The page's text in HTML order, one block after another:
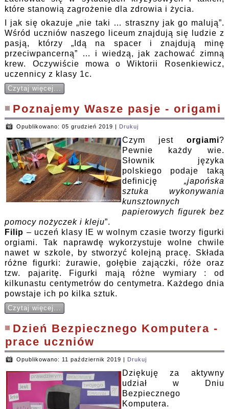
które stanowią zagrożenie dla zdrowia i życia.
I jak się okazuje „nie taki … straszny jak go malują”.
Wśród uczniów naszego liceum znajdują się ludzie z
pasją, którzy „Idą na spacer i znajdują minę
przeciwpancerną” … i wiedzą, jak zachować zimną
krew. Oczywiście mowa o Wiktorii Rosenkiewicz,
uczennicy z klasy 1c.
Czytaj więcej...
Poznajemy Wasze pasje - origami
Opublikowano: 05 grudzień 2019 | Drukuj
Czym jest orgiami?
Pewnie każdy wie.
Słownik języka
polskiego podaje taką
definicję „japońska
sztuka wykonywania
kunsztownych
papierowych figurek bez
pomocy nożyczek i kleju”.
Filip – uczeń klasy IE w wolnym czasie tworzy figurki
orgiami. Tak naprawdę wykorzystuje wolne chwile
nawet w szkole, by stworzyć kolejną pracę. Składa
różne figurki: żurawie, gołębie zajączki, róże oraz
tzw. pajaritę. Figurki mają różne wymiary : od
kilkunastu centymetrów do centymetra. Każdego dnia
powstaje ich po kilka sztuk.
Czytaj więcej...
Dzień Bezpiecznego Komputera -
prace uczniów
Opublikowano: 11 październik 2019 Drukuj
Dziękuję za aktywny
udział w Dniu
Bezpiecznego
Komputera.